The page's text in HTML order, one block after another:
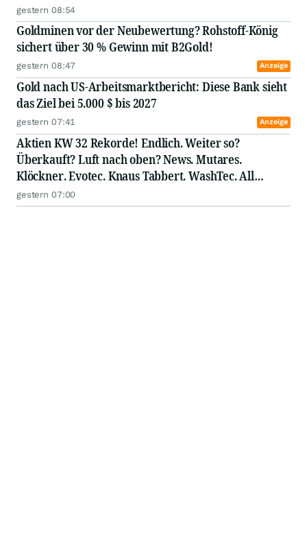
gestern 08:54
Goldminen vor der Neubewertung? Rohstoff-König
sichert über 30 % Gewinn mit B2Gold!
gestern 08:47 Anzeige
Gold nach US-Arbeitsmarktbericht: Diese Bank sieht
das Ziel bei 5.000 $ bis 2027
gestern 07:41 Anzeige
Aktien KW 32 Rekorde! Endlich. Weiter so?
Überkauft? Luft nach oben? News. Mutares.
Klöckner. Evotec. Knaus Tabbert. WashTec. All
Stabilus. ElringKlinger. Hamborner REIT. Jost. SUSS
MicroTec. Rational. Elmos Semiconductor. GFT.
gestern 07:00